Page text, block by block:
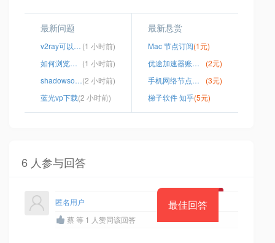
最新问题
v2ray可以用ssr节点吗 (1 小时前)
如何浏览外国网站 (1 小时前)
shadowsock r官网安卓(2 小时前)
蓝光vp下载(2 小时前)
最新悬赏
Mac 节点订阅(1元)
优途加速器账号密码
(2元)
手机网络节点怎么换国外
(3元)
梯子软件 知乎(5元)
6 人参与回答
最佳回答
匿名用户
蔡 等 1 人赞同该回答